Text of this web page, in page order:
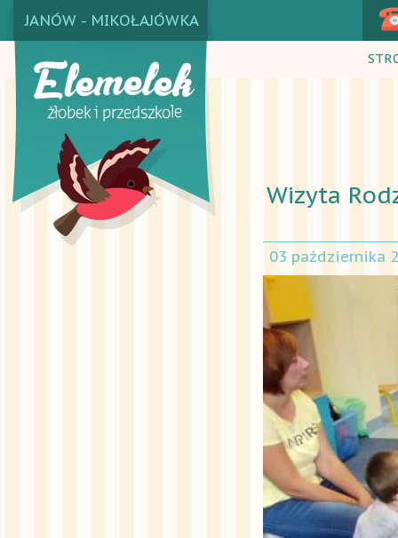
JANÓW - MIKOŁAJÓWKA
03 października
Wizyta